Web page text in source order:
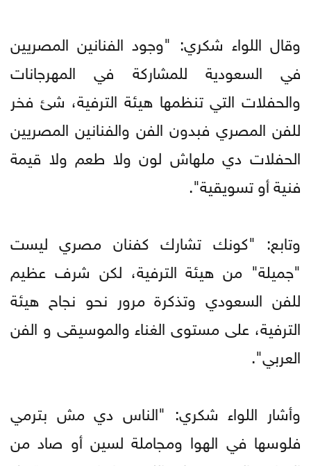
وقال اللواء شكري: "وجود الفنانين المصريين
في السعودية للمشاركة في المهرجانات
والحفلات التي تنظمها هيئة الترفية، شئ فخر
للفن المصري فبدون الفن والفنانين المصريين
الحفلات دي ملهاش لون ولا طعم ولا قيمة
فنية أو تسويقية".
وتابع: "كونك تشارك كفنان مصري ليست
"جميلة" من هيئة الترفية، لكن شرف عظيم
للفن السعودي وتذكرة مرور نحو نجاح هيئة
الترفية، على مستوى الغناء والموسيقى و الفن
العربي".
وأشار اللواء شكري: "الناس دي مش بترمي
فلوسها في الهوا ومجاملة لسين أو صاد من